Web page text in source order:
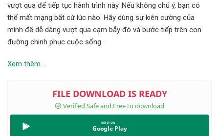
vượt qua để tiếp tục hành trình này. Nếu không chú ý, bạn có
thể mất mạng bất cứ lúc nào. Hãy dùng sự kiên cường của
mình để dễ dàng vượt qua cạm bẫy đó và bước tiếp trên con
đường chinh phục cuộc sống.
Xem thêm...
Google Play